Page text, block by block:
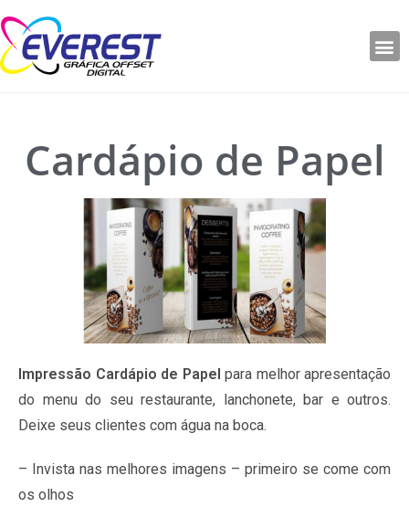
Cardápio de Papel
Impressão Cardápio de Papel para melhor apresentação
do menu do seu restaurante, lanchonete, bar e outros.
Deixe seus clientes com água na boca.
– Invista nas melhores imagens – primeiro se come com
os olhos